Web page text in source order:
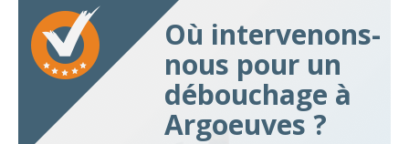
Où intervenons-
nous pour un
débouchage à
Argoeuves ?